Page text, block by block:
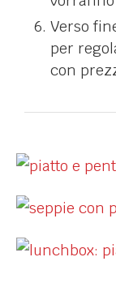
Verso
per
con